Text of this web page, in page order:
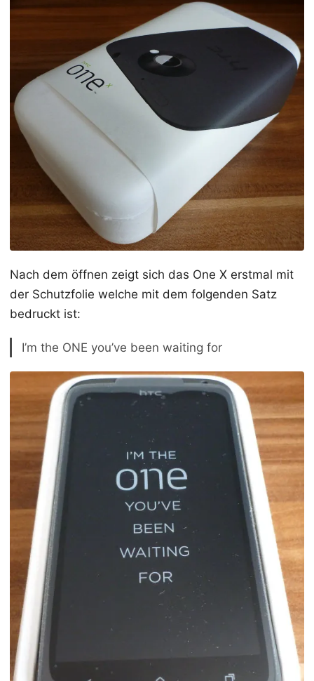
Nach dem öffnen zeigt sich das One X erstmal mit
der Schutzfolie welche mit dem folgenden Satz
bedruckt ist:
I’m the ONE you’ve been waiting for